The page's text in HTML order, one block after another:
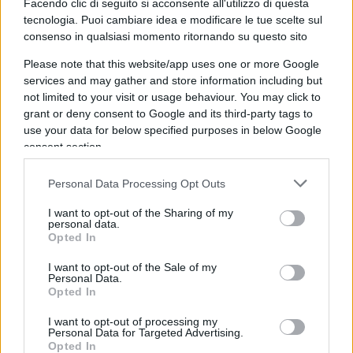
Facendo clic di seguito si acconsente all'utilizzo di questa
tecnologia. Puoi cambiare idea e modificare le tue scelte sul
consenso in qualsiasi momento ritornando su questo sito
Please note that this website/app uses one or more Google
services and may gather and store information including but
not limited to your visit or usage behaviour. You may click to
grant or deny consent to Google and its third-party tags to
use your data for below specified purposes in below Google
consent section.
Personal Data Processing Opt Outs
I want to opt-out of the Sharing of my
personal data.
Opted In
I want to opt-out of the Sale of my
Personal Data.
Opted In
I want to opt-out of processing my
Personal Data for Targeted Advertising.
Opted In
numero in Italia potrebbe essere di oltre di 4
milioni di persone contro i poco più dei 230mila
registrati ufficialmente.
Dagli Stati Uniti arriva uno studio che mette in
dubbio la pratica del distanziamento sociale,
almeno così come avvenuto. Il report, realizzato
daFreeOpp,mette in luce come il vero problema,
anche negli USA sia stato legato alla gestione
Gli analisti di “
Opportunity”sottolineano che:
‘aspetto più sottovalutato della nuova pandemia di
Coronavirus è il suo effetto su una specifica